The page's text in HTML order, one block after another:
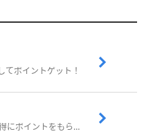
てポイントゲット！
歩いてポイ活！日常生活でお得にポイントをもらおう